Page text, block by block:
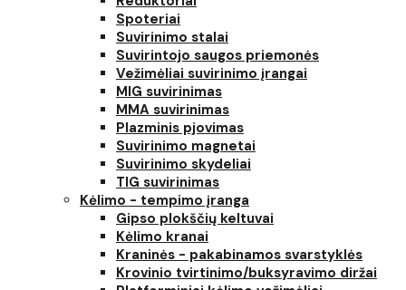
Spoteriai
Suvirinimo stalai
Suvirintojo saugos priemonės
Vežimėliai suvirinimo įrangai
MIG suvirinimas
MMA suvirinimas
Plazminis pjovimas
Suvirinimo magnetai
Suvirinimo skydeliai
TIG suvirinimas
Kėlimo - tempimo įranga
Gipso plokščių keltuvai
Kėlimo kranai
Kraninės - pakabinamos svarstyklės
Krovinio tvirtinimo/buksyravimo diržai